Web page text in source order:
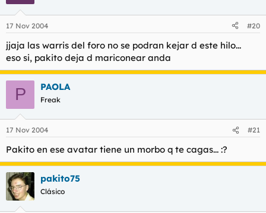
17 Nov 2004 #20
jjaja las warris del foro no se podran kejar d este hilo...
eso si, pakito deja d mariconear anda
P PAOLA
Freak
17 Nov 2004 #21
Pakito en ese avatar tiene un morbo q te cagas... :?
pakito75
Clásico